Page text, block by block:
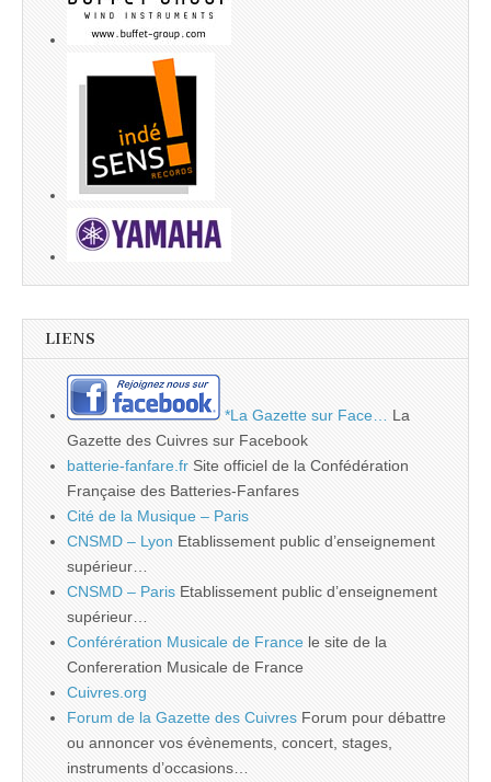
LIENS
*La Gazette sur Face…
La
Gazette des Cuivres sur Facebook
batterie-fanfare.fr Site officiel de la Confédération
Française des Batteries-Fanfares
Cité de la Musique – Paris
CNSMD – Lyon Etablissement public d’enseignement
supérieur…
CNSMD – Paris Etablissement public d’enseignement
supérieur…
Conférération Musicale de France le site de la
Confereration Musicale de France
Cuivres.org
Forum de la Gazette des Cuivres Forum pour débattre
ou annoncer vos évènements, concert, stages,
instruments d’occasions…